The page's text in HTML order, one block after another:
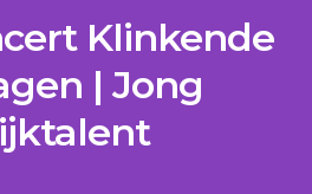
Klinkende
| Jong